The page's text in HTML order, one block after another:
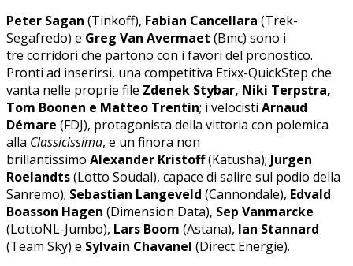
Peter Sagan (Tinkoff), Fabian Cancellara (Trek-
Segafredo) e Greg Van Avermaet (Bmc) sono i
tre corridori che partono con i favori del pronostico.
Pronti ad inserirsi, una competitiva Etixx-QuickStep che
vanta nelle proprie file Zdenek Stybar, Niki Terpstra,
Tom Boonen e Matteo Trentin; i velocisti Arnaud
Démare (FDJ), protagonista della vittoria con polemica
alla Classicissima, e un finora non
brillantissimo Alexander Kristoff(Katusha); Jurgen
Roelandts(Lotto Soudal), capace di salire sul podio della
Sanremo); Sebastian Langeveld (Cannondale), Edvald
Boasson Hagen (Dimension Data), Sep Vanmarcke
(LottoNL-Jumbo), Lars Boom (Astana), Ian Stannard
(Team Sky) e Sylvain Chavanel (Direct Energie).